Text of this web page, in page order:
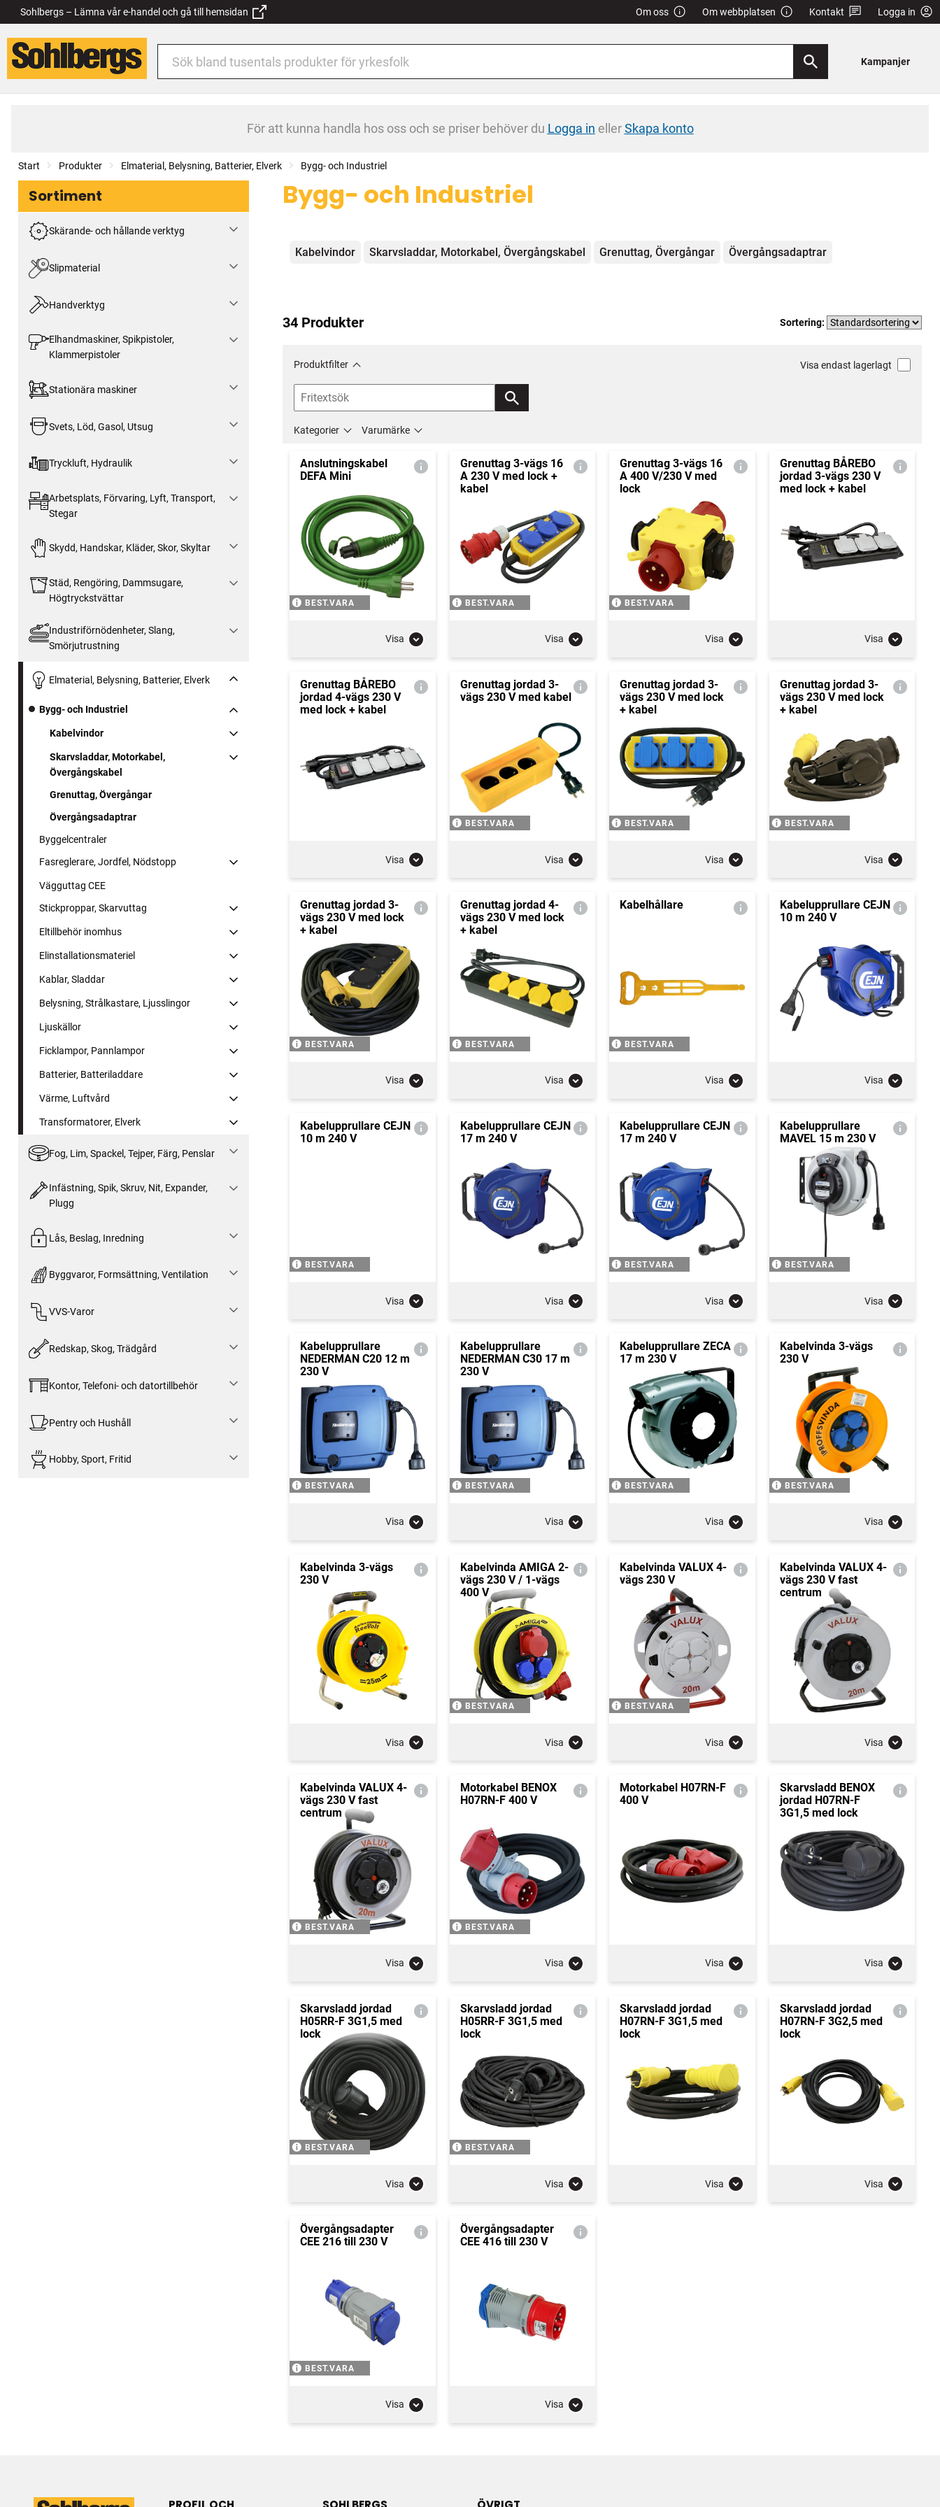
Sohlbergs – Lämna vår e-handel och gå till hemsidan Om oss Om webbplatsen Kontakt Logga in
Kampanjer
För att kunna handla hos oss och se priser behöver du Logga in ellerSkapa konto
Start Produkter Elmaterial, Belysning, Batterier, Elverk Bygg- och Industriel
Sortiment
Skärande- och hållande verktyg
Slipmaterial
Handverktyg
Elhandmaskiner, Spikpistoler,
Klammerpistoler
Stationära maskiner
Svets, Löd, Gasol, Utsug
Tryckluft, Hydraulik
Arbetsplats, Förvaring, Lyft, Transport,
Stegar
Skydd, Handskar, Kläder, Skor, Skyltar
Städ, Rengöring, Dammsugare,
Högtryckstvättar
Industriförnödenheter, Slang,
Smörjutrustning
Elmaterial, Belysning, Batterier, Elverk
Bygg- och Industriel
Kabelvindor
Skarvsladdar, Motorkabel,
Övergångskabel
Grenuttag, Övergångar
Övergångsadaptrar
Byggelcentraler
Fasreglerare, Jordfel, Nödstopp
Vägguttag CEE
Stickproppar, Skarvuttag
Eltillbehör inomhus
Elinstallationsmateriel
Kablar, Sladdar
Belysning, Strålkastare, Ljusslingor
Ljuskällor
Ficklampor, Pannlampor
Batterier, Batteriladdare
Värme, Luftvård
Transformatorer, Elverk
Fog, Lim, Spackel, Tejper, Färg, Penslar
Infästning, Spik, Skruv, Nit, Expander,
Plugg
Lås, Beslag, Inredning
Byggvaror, Formsättning, Ventilation
VVS-Varor
Redskap, Skog, Trädgård
Kontor, Telefoni- och datortillbehör
Pentry och Hushåll
Hobby, Sport, Fritid
Bygg- och Industriel
Kategorier
Kabelvindor Skarvsladdar, Motorkabel, Övergångskabel Grenuttag, Övergångar Övergångsadaptrar
34 Produkter Sortering:
Produktfilter Visa endast lagerlagt
Kategorier Varumärke
Anslutningskabel
DEFA Mini
BEST.VARA
Visa
Grenuttag 3-vägs 16
A 230 V med lock +
kabel
BEST.VARA
Visa
Grenuttag 3-vägs 16
A 400 V/230 V med
lock
BEST.VARA
Visa
Grenuttag BÅREBO
jordad 3-vägs 230 V
med lock + kabel
Visa
Grenuttag BÅREBO
jordad 4-vägs 230 V
med lock + kabel
Visa
Grenuttag jordad 3-
vägs 230 V med kabel
BEST.VARA
Visa
Grenuttag jordad 3-
vägs 230 V med lock
+ kabel
BEST.VARA
Visa
Grenuttag jordad 3-
vägs 230 V med lock
+ kabel
BEST.VARA
Visa
Grenuttag jordad 3-
vägs 230 V med lock
+ kabel
BEST.VARA
Visa
Grenuttag jordad 4-
vägs 230 V med lock
+ kabel
BEST.VARA
Visa
Kabelhållare
BEST.VARA
Visa
Kabelupprullare CEJN
10 m 240 V
Visa
Kabelupprullare CEJN
10 m 240 V
BEST.VARA
Visa
Kabelupprullare CEJN
17 m 240 V
Visa
Kabelupprullare CEJN
17 m 240 V
BEST.VARA
Visa
Kabelupprullare
MAVEL 15 m 230 V
BEST.VARA
Visa
Kabelupprullare
NEDERMAN C20 12 m
230 V
BEST.VARA
Visa
Kabelupprullare
NEDERMAN C30 17 m
230 V
BEST.VARA
Visa
Kabelupprullare ZECA
17 m 230 V
BEST.VARA
Visa
Kabelvinda 3-vägs
230 V
BEST.VARA
Visa
Kabelvinda 3-vägs
230 V
Visa
Kabelvinda AMIGA 2-
vägs 230 V / 1-vägs
400 V
BEST.VARA
Visa
Kabelvinda VALUX 4-
vägs 230 V
BEST.VARA
Visa
Kabelvinda VALUX 4-
vägs 230 V fast
centrum
Visa
Kabelvinda VALUX 4-
vägs 230 V fast
centrum
BEST.VARA
Visa
Motorkabel BENOX
H07RN-F 400 V
BEST.VARA
Visa
Motorkabel H07RN-F
400 V
Visa
Skarvsladd BENOX
jordad H07RN-F
3G1,5 med lock
Visa
Skarvsladd jordad
H05RR-F 3G1,5 med
lock
BEST.VARA
Visa
Skarvsladd jordad
H05RR-F 3G1,5 med
lock
BEST.VARA
Visa
Skarvsladd jordad
H07RN-F 3G1,5 med
lock
Visa
Skarvsladd jordad
H07RN-F 3G2,5 med
lock
Visa
Övergångsadapter
CEE 216 till 230 V
BEST.VARA
Visa
Övergångsadapter
CEE 416 till 230 V
Visa